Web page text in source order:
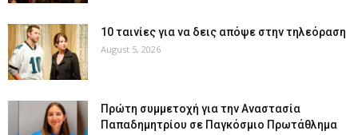
10 ταινίες για να δεις απόψε στην τηλεόραση
August 5, 2026
Πρώτη συμμετοχή για την Αναστασία
Παπαδημητρίου σε Παγκόσμιο Πρωτάθλημα